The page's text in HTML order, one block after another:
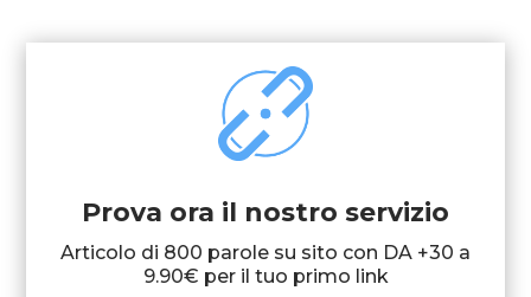
Prova ora il nostro servizio
Articolo di 800 parole su sito con DA +30 a
9.90€ per il tuo primo link